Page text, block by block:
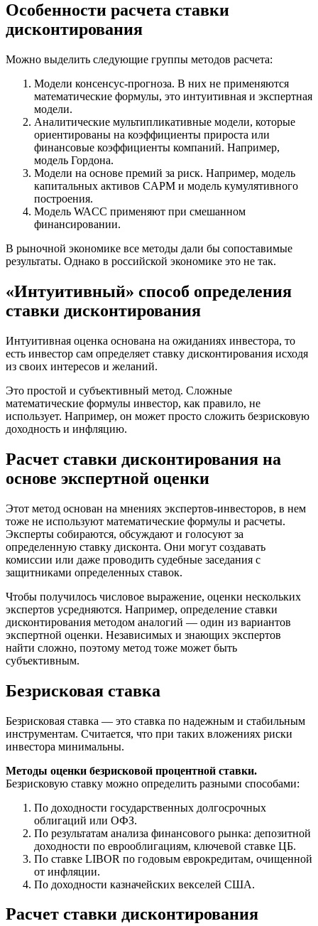
Особенности расчета ставки
дисконтирования
Можно выделить следующие группы методов расчета:
Модели консенсус-прогноза. В них не применяются
математические формулы, это интуитивная и экспертная
модели.
Аналитические мультипликативные модели, которые
ориентированы на коэффициенты прироста или
финансовые коэффициенты компаний. Например,
модель Гордона.
Модели на основе премий за риск. Например, модель
капитальных активов CAPM и модель кумулятивного
построения.
Модель WACC применяют при смешанном
финансировании.
В рыночной экономике все методы дали бы сопоставимые
результаты. Однако в российской экономике это не так.
«Интуитивный» способ определения
ставки дисконтирования
Интуитивная оценка основана на ожиданиях инвестора, то
есть инвестор сам определяет ставку дисконтирования исходя
из своих интересов и желаний.
Это простой и субъективный метод. Сложные
математические формулы инвестор, как правило, не
использует. Например, он может просто сложить безрисковую
доходность и инфляцию.
Расчет ставки дисконтирования на
основе экспертной оценки
Этот метод основан на мнениях экспертов-инвесторов, в нем
тоже не используют математические формулы и расчеты.
Эксперты собираются, обсуждают и голосуют за
определенную ставку дисконта. Они могут создавать
комиссии или даже проводить судебные заседания с
защитниками определенных ставок.
Чтобы получилось числовое выражение, оценки нескольких
экспертов усредняются. Например, определение ставки
дисконтирования методом аналогий — один из вариантов
экспертной оценки. Независимых и знающих экспертов
найти сложно, поэтому метод тоже может быть
субъективным.
Безрисковая ставка
Безрисковая ставка — это ставка по надежным и стабильным
инструментам. Считается, что при таких вложениях риски
инвестора минимальны.
Методы оценки безрисковой процентной ставки.
Безрисковую ставку можно определить разными способами:
По доходности государственных долгосрочных
облигаций или ОФЗ.
По результатам анализа финансового рынка: депозитной
доходности по еврооблигациям, ключевой ставке ЦБ.
По ставке LIBOR по годовым еврокредитам, очищенной
от инфляции.
По доходности казначейских векселей США.
Расчет ставки дисконтирования